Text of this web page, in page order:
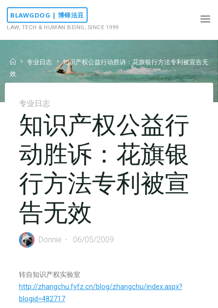
Skip
content
BLAWGDOG | 博铎法豆
LAW, TECH & HUMAN BEING, SINCE 1999
Home专业日志
知识产权公益行动胜诉：花旗银行方法专利被宣告无
效
专业日志
知识产权公益行
动胜诉：花旗银
行方法专利被宣
告无效
Donnie 06/05/2009
转自知识产权实验室
http://zhangchu.fyfz.cn/blog/zhangchu/index.aspx?
blogid=482717